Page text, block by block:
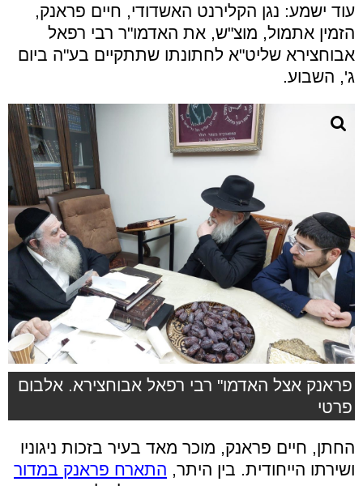
עוד ישמע: נגן הקלירנט האשדודי, חיים פראנק,
הזמין אתמול, מוצ"ש, את האדמו"ר רבי רפאל
אבוחצירא שליט"א לחתונתו שתתקיים בע"ה ביום
ג', השבוע.
פראנק אצל האדמו" רבי רפאל אבוחצירא. אלבום
פרטי
החתן, חיים פראנק, מוכר מאד בעיר בזכות ניגוניו
ושירתו הייחודית. בין היתר, התארח פראנק במדור